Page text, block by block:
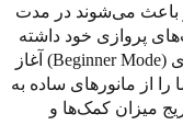
باعث می‌شوند در مدت
پروازی خود داشته
باشید.شما می‌توانید کار خود را با حالت مبتدی (Beginner Mode) آغاز
از مانورهای ساده به
میزان کمک‌ها و